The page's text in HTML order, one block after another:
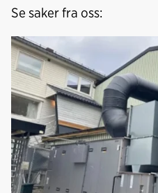
Se saker fra oss: